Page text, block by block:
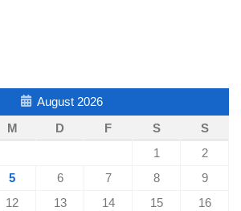
August 2026
M D F S
S
1
2
5 6 7 8
9
12 13 14 15
16